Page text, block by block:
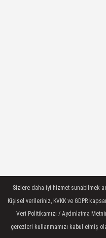
Sizlere daha iyi hizmet sunabilmek
Kişisel verileriniz, KVKK ve GDPR
Veri Politikamızı / Aydınlatma
çerezleri kullanmamızı kabul etmiş